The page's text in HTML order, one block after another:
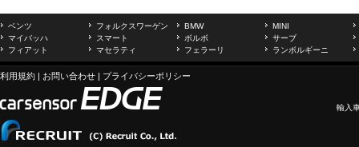
ベンツ フォルクスワーゲン BMW
MINI
マイバッハ
スマート ボルボ
サーブ
フィアット
マセラティ フェラーリ ランボルギーニ
利用規約 | お問い合わせ | プライバシーポリシー
輸入